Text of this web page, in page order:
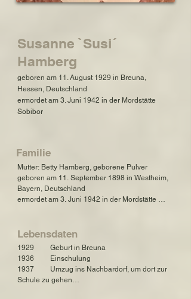
Susanne `Susi´
Hamberg
geboren am 11. August 1929 in Breuna,
Hessen, Deutschland
ermordet am 3. Juni 1942 in der Mordstätte
Sobibor
Familie
Mutter: Betty Hamberg, geborene Pulver
geboren am 11. September 1898 in Westheim,
Bayern, Deutschland
ermordet am 3. Juni 1942 in der Mordstätte
Vater: Moritz Hamberg
ermordet am 3. Juni 1942 in der deutschen
Mordstätte Sobibor
Lebensdaten
1929         Geburt in Breuna
1936         Einschulung
1937         Umzug ins Nachbardorf, um dort zur
Schule zu gehen